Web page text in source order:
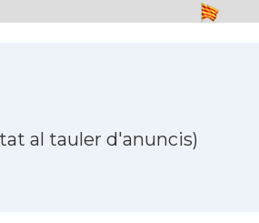
al tauler d'anuncis)